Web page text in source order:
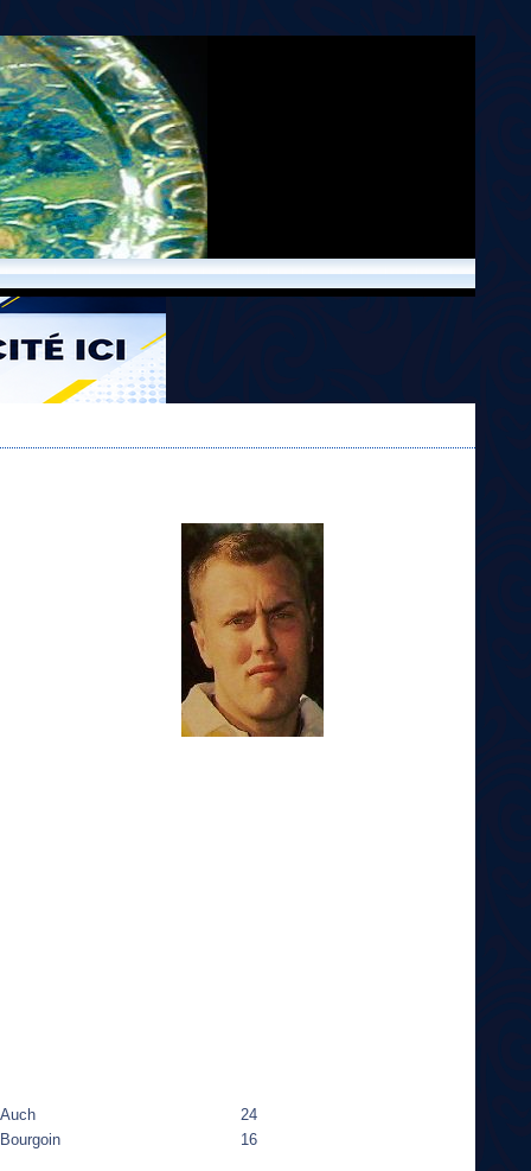
Auch
24
Bourgoin
16